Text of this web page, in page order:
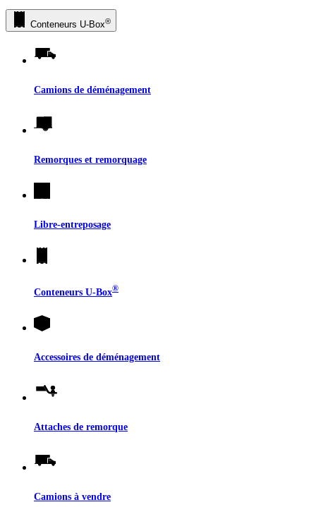
Conteneurs U-Box®
Camions de déménagement
Remorques et remorquage
Libre-entreposage
Conteneurs U-Box®
Accessoires de déménagement
Attaches de remorque
Camions à vendre